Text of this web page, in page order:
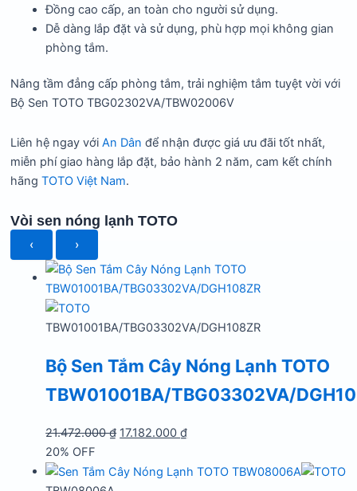
Đồng cao cấp, an toàn cho người sử dụng.
Dễ dàng lắp đặt và sử dụng, phù hợp mọi không gian
phòng tắm.
Nâng tầm đẳng cấp phòng tắm, trải nghiệm tắm tuyệt vời với
Bộ Sen TOTO TBG02302VA/TBW02006V
Liên hệ ngay vớiAn Dân để nhận được giá ưu đãi tốt nhất,
miễn phí giao hàng lắp đặt, bảo hành 2 năm, cam kết chính
hãngTOTO Việt Nam.
Vòi sen nóng lạnh TOTO
‹ ›
TBW01001BA/TBG03302VA/DGH108ZR
Bộ Sen Tắm Cây Nóng Lạnh TOTO
TBW01001BA/TBG03302VA/
21.472.000₫ Giá
là:
17.182.000₫Giá
tại
20% OFF